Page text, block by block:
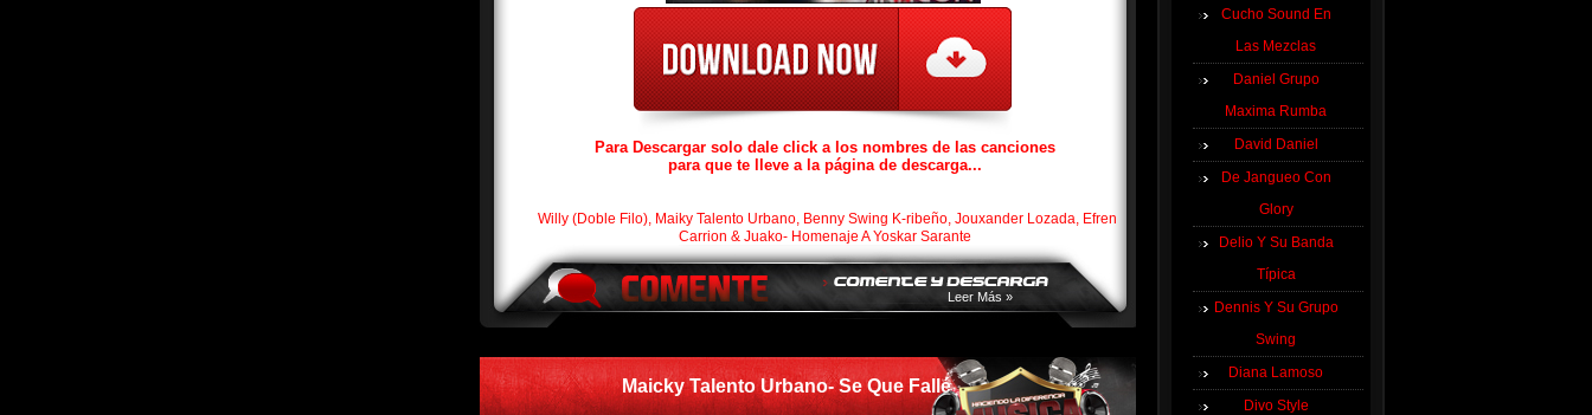
Para Descargar solo dale click a los nombres de las canciones
para que te lleve a la página de descarga...
Willy (Doble Filo), Maiky Talento Urbano, Benny Swing K-ribeño, Jouxander Lozada, Efren
Carrion & Juako- Homenaje A Yoskar Sarante
Leer Más »
Maicky Talento Urbano- Se Que Fallé
Cucho Sound En
Las Mezclas
Daniel Grupo
Maxima Rumba
David Daniel
De Jangueo Con
Glory
Delio Y Su Banda
Típica
Dennis Y Su Grupo
Swing
Diana Lamoso
Divo Style